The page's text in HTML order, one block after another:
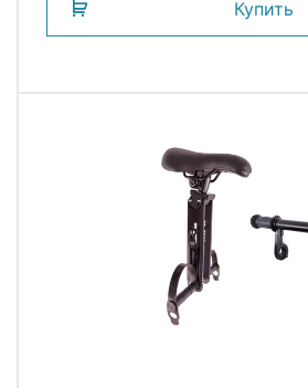
Купить